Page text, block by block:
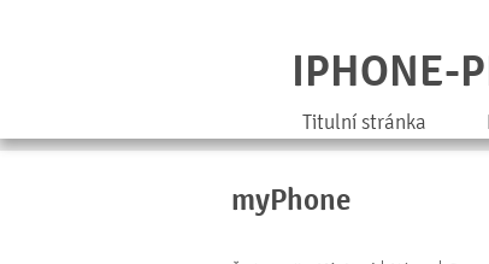
IPHONE-
Titulní stránka
myPhone